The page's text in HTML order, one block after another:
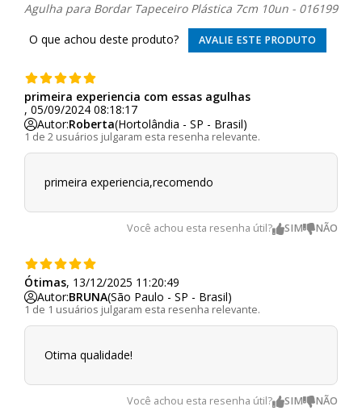
Agulha para Bordar Tapeceiro Plástica 7cm 10un - 016199
O que achou deste produto?
AVALIE ESTE PRODUTO
1 de 2 usuários julgaram esta resenha relevante.
primeira experiencia com essas agulhas
, 05/09/2024 08:18:17
Autor:Roberta(Hortolândia - SP - Brasil)
primeira experiencia,recomendo
Você achou esta resenha útil?
1 de 1 usuários julgaram esta resenha relevante.
Ótimas, 13/12/2025 11:20:49
Autor:BRUNA(São Paulo - SP - Brasil)
Otima qualidade!
Você achou esta resenha útil?